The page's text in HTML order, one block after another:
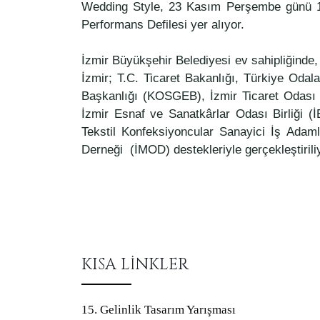
Wedding Style, 23 Kasım Perşembe
Performans Defilesi yer alıyor.
İzmir Büyükşehir Belediyesi ev
İzmir; T.C. Ticaret Bakanlığı, Türkiye
Başkanlığı (KOSGEB), İzmir Ticaret
İzmir Esnaf ve Sanatkârlar Odası Birliği
Tekstil Konfeksiyoncular Sanayici İş
Derneği (İMOD) destekleriyle
KISA LİNKLER
15. Gelinlik Tasarım Yarışması